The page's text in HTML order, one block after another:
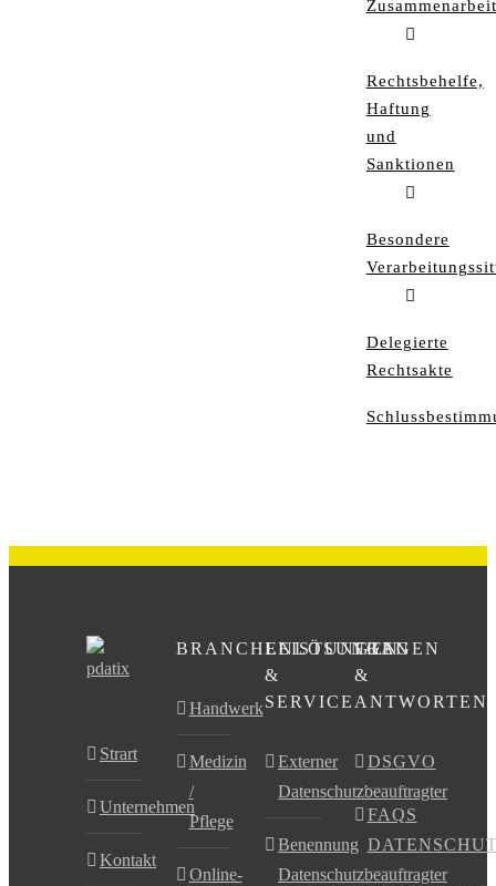
Zusammenarbeit
Rechtsbehelfe,
Haftung
und
Sanktionen
Besondere
Delegierte
Rechtsakte
Strart
Unternehmen
Kontakt
BRANCHENLÖSUNGEN
Handwerk
Medizin
/
Pflege
Online-
LEISTUNGEN
&
SERVICE
Externer
Datenschutzbeauftragter
Benennung
Datenschutzbeauftragter
FRAGEN
&
ANTWORTEN
DSGVO
FAQS